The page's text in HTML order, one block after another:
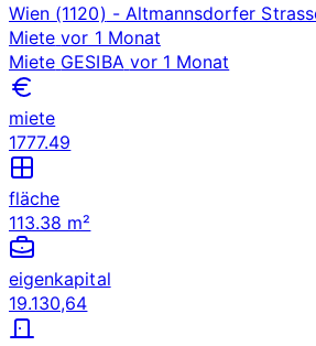
Wien (1120) - Altmannsdorfer
Miete vor 1 Monat
Miete GESIBA vor 1 Monat
miete
1777.49
fläche
113.38 m²
eigenkapital
19.130,64